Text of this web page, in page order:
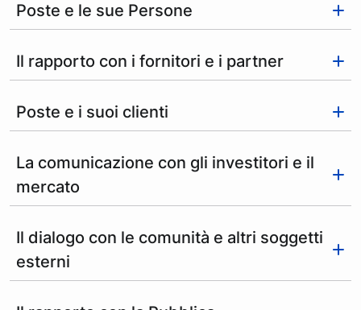
Poste e le sue Persone
Il rapporto con i fornitori e i partner
Poste e i suoi clienti
La comunicazione con gli investitori e il
mercato
Il dialogo con le comunità e altri soggetti
esterni